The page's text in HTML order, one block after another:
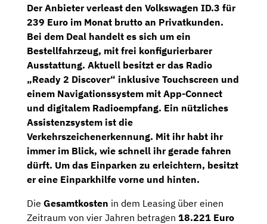
Der Anbieter verleast den Volkswagen ID.3 für
239 Euro im Monat brutto an Privatkunden.
Bei dem Deal handelt es sich um ein
Bestellfahrzeug, mit frei konfigurierbarer
Ausstattung. Aktuell besitzt er das Radio
„Ready 2 Discover“ inklusive Touchscreen und
einem Navigationssystem mit App-Connect
und digitalem Radioempfang. Ein nützliches
Assistenzsystem ist die
Verkehrszeichenerkennung. Mit ihr habt ihr
immer im Blick, wie schnell ihr gerade fahren
dürft. Um das Einparken zu erleichtern, besitzt
er eine Einparkhilfe vorne und hinten.
Die Gesamtkosten in dem Leasing über einen
Zeitraum von vier Jahren betragen 18.221 Euro